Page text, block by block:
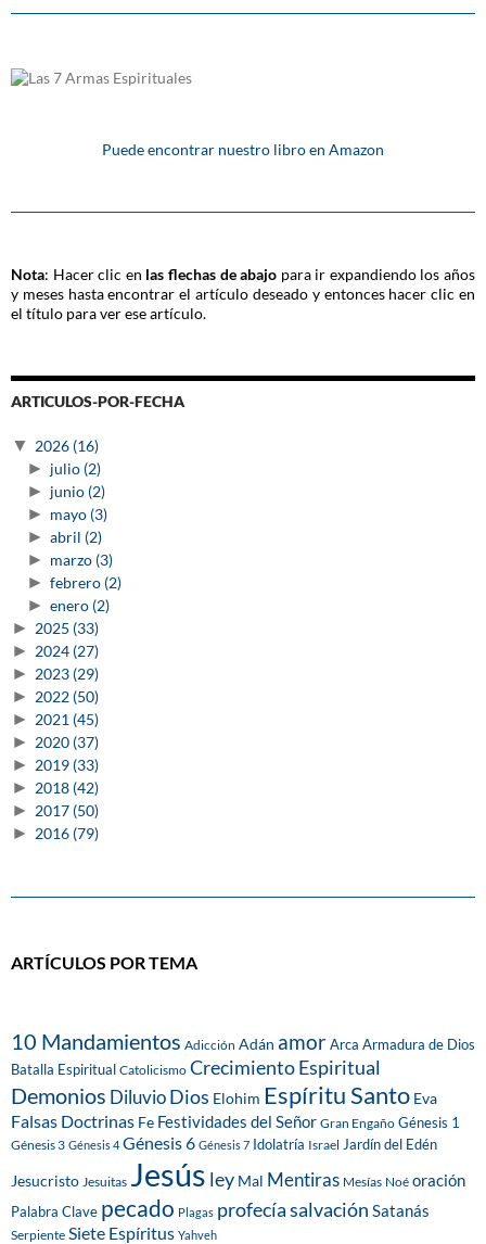
Puede encontrar nuestro libro en Amazon
Nota: Hacer clic en las flechas de abajo para ir expandiendo los años
y meses hasta encontrar el artículo deseado y entonces hacer clic en
el título para ver ese artículo.
ARTICULOS-POR-FECHA
▼ 2026 (16)
► julio (2)
► junio (2)
► mayo (3)
► abril (2)
► marzo (3)
► febrero (2)
► enero (2)
► 2025 (33)
► 2024 (27)
► 2023 (29)
► 2022 (50)
► 2021 (45)
► 2020 (37)
► 2019 (33)
► 2018 (42)
► 2017 (50)
► 2016 (79)
ARTÍCULOS POR TEMA
10 Mandamientos Adicción Adán amorArca Armadura de Dios
Batalla Espiritual Catolicismo Crecimiento Espiritual
Demonios DiluvioDios Elohim Espíritu Santo Eva
Falsas Doctrinas Fe Festividades del Señor Gran Engaño Génesis 1
Génesis 3 Génesis 4 Génesis 6 Génesis 7 Idolatría Israel Jardín del Edén
Jesucristo Jesuitas Jesús ley Mal Mentiras Mesías Noé oración
Palabra Clave pecado Plagas profecíasalvación Satanás
Serpiente Siete Espíritus Yahveh